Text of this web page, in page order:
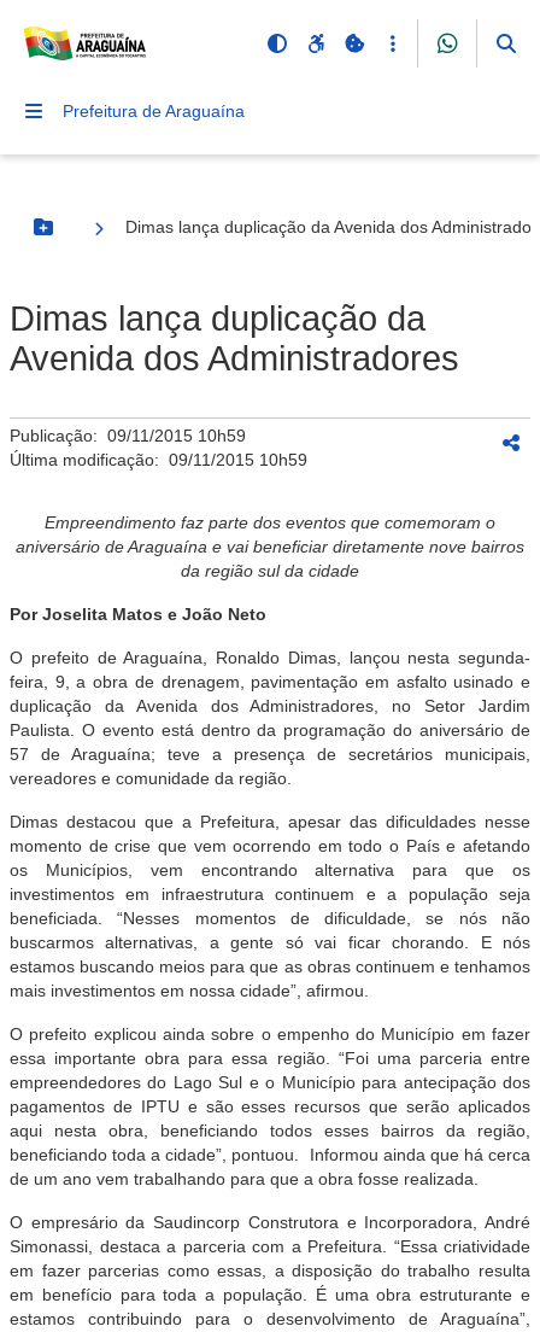
Prefeitura de Araguaína
Botão Menu
Dimas lança duplicação da Avenida dos
Dimas lança duplicação da
Avenida dos Administradores
Publicação: 09/11/2015 10h59
Última modificação: 09/11/2015 10h59
Empreendimento faz parte dos eventos que comemoram o
aniversário de Araguaína e vai beneficiar diretamente nove bairros
da região sul da cidade
Por Joselita Matos e João Neto
O prefeito de Araguaína, Ronaldo Dimas, lançou nesta segunda-
feira, 9, a obra de drenagem, pavimentação em asfalto usinado e
duplicação da Avenida dos Administradores, no Setor Jardim
Paulista. O evento está dentro da programação do aniversário de
57 de Araguaína; teve a presença de secretários municipais,
vereadores e comunidade da região.
Dimas destacou que a Prefeitura, apesar das dificuldades nesse
momento de crise que vem ocorrendo em todo o País e afetando
os Municípios, vem encontrando alternativa para que os
investimentos em infraestrutura continuem e a população seja
beneficiada. “Nesses momentos de dificuldade, se nós não
buscarmos alternativas, a gente só vai ficar chorando. E nós
estamos buscando meios para que as obras continuem e tenhamos
mais investimentos em nossa cidade”, afirmou.
O prefeito explicou ainda sobre o empenho do Município em fazer
essa importante obra para essa região. “Foi uma parceria entre
empreendedores do Lago Sul e o Município para antecipação dos
pagamentos de IPTU e são esses recursos que serão aplicados
aqui nesta obra, beneficiando todos esses bairros da região,
beneficiando toda a cidade”, pontuou. Informou ainda que há cerca
de um ano vem trabalhando para que a obra fosse realizada.
O empresário da Saudincorp Construtora e Incorporadora, André
Simonassi, destaca a parceria com a Prefeitura. “Essa criatividade
em fazer parcerias como essas, a disposição do trabalho resulta
em benefício para toda a população. É uma obra estruturante e
estamos contribuindo para o desenvolvimento de Araguaína”,